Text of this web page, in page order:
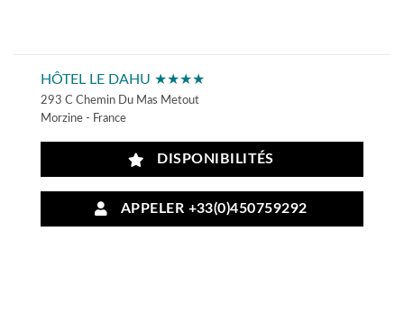
HÔTEL LE DAHU ★★★★
293 C Chemin Du Mas Metout
Morzine - France
DISPONIBILITÉS
APPELER +33(0)450759292